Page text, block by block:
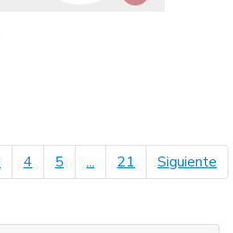
4 5 ... 21 Siguiente